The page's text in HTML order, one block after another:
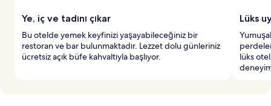
e
r
Ye, iç ve tadını çıkar
Bu otelde yemek keyfinizi yaşayabileceğiniz bir
restoran ve bar bulunmaktadır. Lezzet dolu günleriniz
ücretsiz açık büfe kahvaltıyla başlıyor.
Lüks
lüks